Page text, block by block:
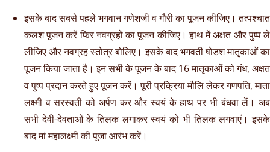
इसके बाद सबसे पहले भगवान गणेशजी व गौरी का पूजन कीजिए। तत्पश्चात
कलश पूजन करें फिर नवग्रहों का पूजन कीजिए। हाथ में अक्षत और पुष्प ले
लीजिए और नवग्रह स्तोत्र बोलिए। इसके बाद भगवती षोडश मातृकाओं का
पूजन किया जाता है। इन सभी के पूजन के बाद 16 मातृकाओं को गंध, अक्षत
व पुष्प प्रदान करते हुए पूजन करें। पूरी प्रक्रिया मौलि लेकर गणपति, माता
लक्ष्मी व सरस्वती को अर्पण कर और स्वयं के हाथ पर भी बंधवा लें। अब
सभी देवी-देवताओं के तिलक लगाकर स्वयं को भी तिलक लगवाएं। इसके
बाद मां महालक्ष्मी की पूजा आरंभ करें।